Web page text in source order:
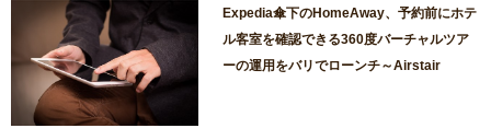
Expedia傘下のHomeAway、予約前にホテ
ル客室を確認できる360度バーチャルツア
ーの運用をバリでローンチ～Airstair